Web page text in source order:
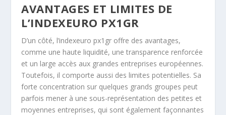
AVANTAGES ET LIMITES DE
L’INDEXEURO PX1GR
D’un côté, l’indexeuro px1gr offre des avantages,
comme une haute liquidité, une transparence renforcée
et un large accès aux grandes entreprises européennes.
Toutefois, il comporte aussi des limites potentielles. Sa
forte concentration sur quelques grands groupes peut
parfois mener à une sous-représentation des petites et
moyennes entreprises, qui sont également façonnantes